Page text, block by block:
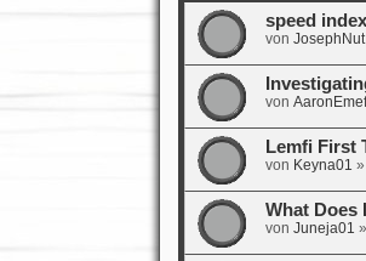
speed
von JosephNut
von
Lemfi First
von Keyna01 »
What Does
von Juneja01 »